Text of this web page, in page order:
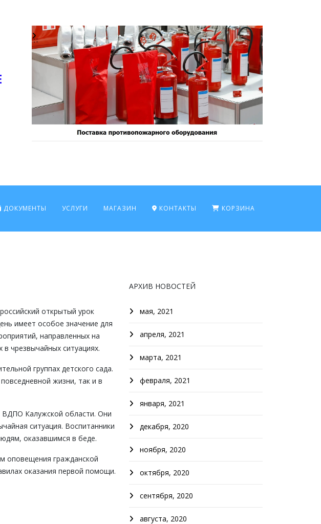
ДОКУМЕНТЫ УСЛУГИ МАГАЗИН КОНТАКТЫ КОРЗИНА
открытый урок
имеет особое значение для
направленных на
чрезвычайных ситуациях.
группах детского сада.
жизни, так и в
ВДПО Калужской области. Они
ситуация. Воспитанники
оказавшимся в беде.
оповещения гражданской
оказания первой помощи.
АРХИВ НОВОСТЕЙ
мая, 2021
апреля, 2021
марта, 2021
февраля, 2021
января, 2021
декабря, 2020
ноября, 2020
октября, 2020
сентября, 2020
августа, 2020